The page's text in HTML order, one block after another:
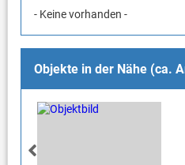
- Keine vorhanden -
Objekte in der Nähe (ca.